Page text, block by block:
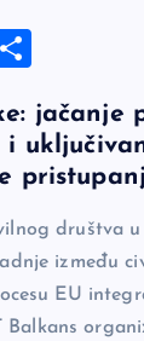
Vi
ar
e
jačanje
društva
između
EU
Balkans